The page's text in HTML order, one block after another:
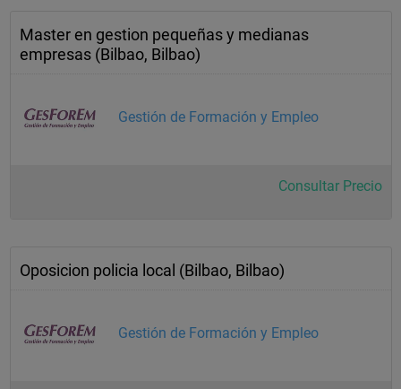
Master en gestion pequeñas y medianas
empresas (Bilbao, Bilbao)
Gestión de Formación y Empleo
Consultar Precio
Oposicion policia local (Bilbao, Bilbao)
Gestión de Formación y Empleo